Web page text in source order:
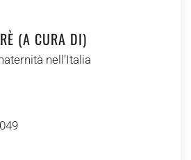
(A CURA DI)
nell’Italia